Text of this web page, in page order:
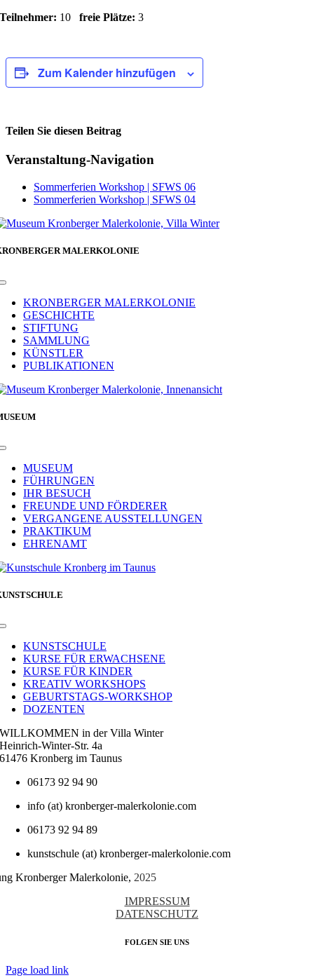
Teilnehmer: 10freie Plätze: 3
Zum Kalender hinzufügen
Teilen Sie diesen Beitrag
Facebook
Veranstaltung-Navigation
Sommerferien Workshop | SFWS 06
Sommerferien Workshop | SFWS 04
MALERKOLONIE
Toggle
NavigationKRONBERGER MALERKOLONIE
GESCHICHTE
STIFTUNG
SAMMLUNG
KÜNSTLER
PUBLIKATIONEN
Toggle
NavigationMUSEUM
FÜHRUNGEN
IHR BESUCH
FREUNDE UND FÖRDERER
VERGANGENE AUSSTELLUNGEN
PRAKTIKUM
EHRENAMT
Toggle
NavigationKUNSTSCHULE
KURSE FÜR ERWACHSENE
KURSE FÜR KINDER
KREATIV WORKSHOPS
GEBURTSTAGS-WORKSHOP
DOZENTEN
WILLKOMMEN in der Villa Winter
Heinrich-Winter-Str. 4a
61476 Kronberg im Taunus
06173 92 94 90
info (at) kronberger-malerkolonie.com
06173 92 94 89
kunstschule (at) kronberger-malerkolonie.com
Kronberger Malerkolonie, 2025
IMPRESSUM
DATENSCHUTZ
FOLGEN SIE UNS
Page load link